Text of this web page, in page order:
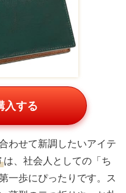
入する
わせて新調したいアイテ
は、社会人としての「ち
一歩にぴったりです。ス